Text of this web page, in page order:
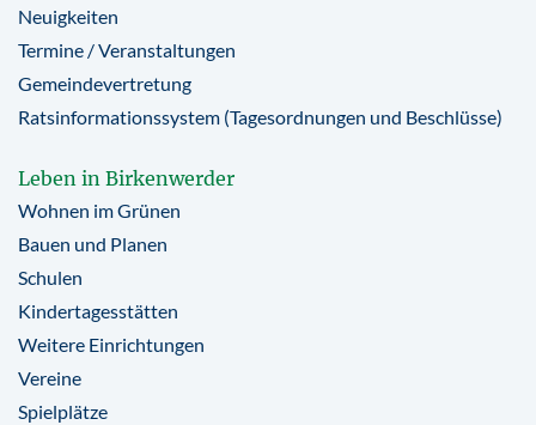
Neuigkeiten
Termine / Veranstaltungen
Gemeindevertretung
Ratsinformationssystem (Tagesordnungen und Beschlüsse)
Leben in Birkenwerder
Wohnen im Grünen
Bauen und Planen
Schulen
Kindertagesstätten
Weitere Einrichtungen
Vereine
Spielplätze